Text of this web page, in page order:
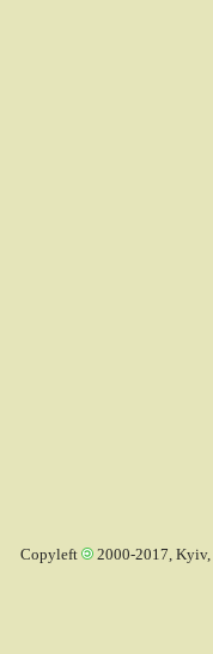
Copyleft 2000-2017, Kyiv,